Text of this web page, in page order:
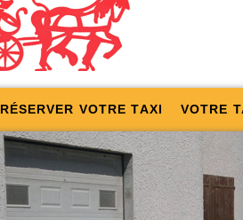
RÉSERVER VOTRE TAXI VOTRE